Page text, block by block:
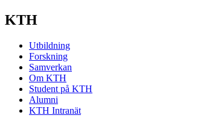
KTH
Utbildning
Forskning
Samverkan
Om KTH
Student på KTH
Alumni
KTH Intranät